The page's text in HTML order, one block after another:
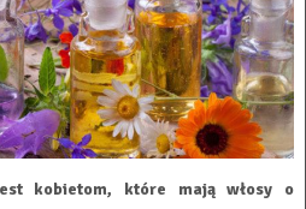
kobietom, które mają włosy o